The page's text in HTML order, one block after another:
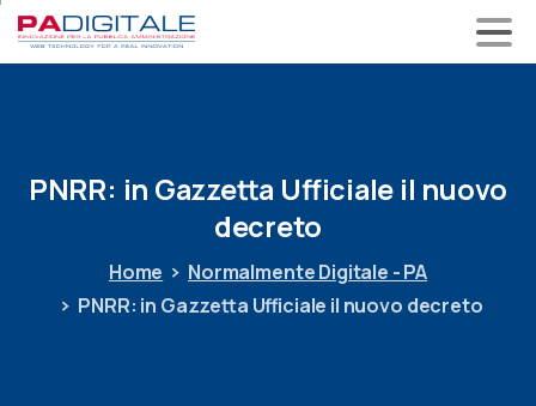
PNRR: in Gazzetta Ufficiale il nuovo
decreto
Home
Normalmente Digitale - PA
PNRR: in Gazzetta Ufficiale il nuovo decreto